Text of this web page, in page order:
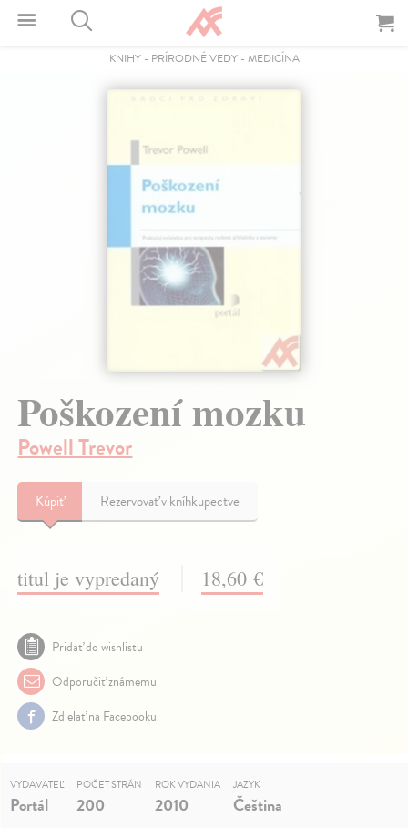
KNIHY- PRÍRODNÉ VEDY- MEDICÍNA
Poškození mozku
Powell Trevor
Kúpiť Rezervovať v kníhkupectve
titul je vypredaný 18,60 €
Pridať do wishlistu
Odporučiť známemu
Zdielať na Facebooku
VYDAVATEĽ
Portál
POČET STRÁN
200
ROK VYDANIA
2010
JAZYK
Čeština